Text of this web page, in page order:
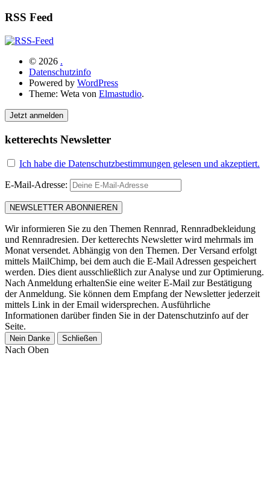
RSS Feed
© 2026 .
Datenschutzinfo
Powered by WordPress
Theme: Weta von Elmastudio.
Jetzt anmelden
ketterechts Newsletter
Ich habe die Datenschutzbestimmungen gelesen und akzeptiert.
E-Mail-Adresse:
Wir informieren Sie zu den Themen Rennrad, Rennradbekleidung
und Rennradresien. Der ketterechts Newsletter wird mehrmals im
Monat versendet. Abhängig von den Themen. Der Versand erfolgt
mittels MailChimp, bei dem auch die E-Mail Adressen gespeichert
werden. Dies dient ausschließlich zur Analyse und zur Optimierung.
Nach Anmeldung erhaltenSie eine weiter E-Mail zur Bestätigung
der Anmeldung. Sie können dem Empfang der Newsletter jederzeit
mittels Link in der Email widersprechen. Ausführliche
Informationen darüber finden Sie in der Datenschutzinfo auf der
Seite.
Nein Danke Schließen
Nach Oben